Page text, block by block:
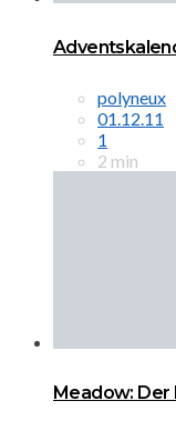
polyneux
01.12.11
1
2 min
Meadow: Der